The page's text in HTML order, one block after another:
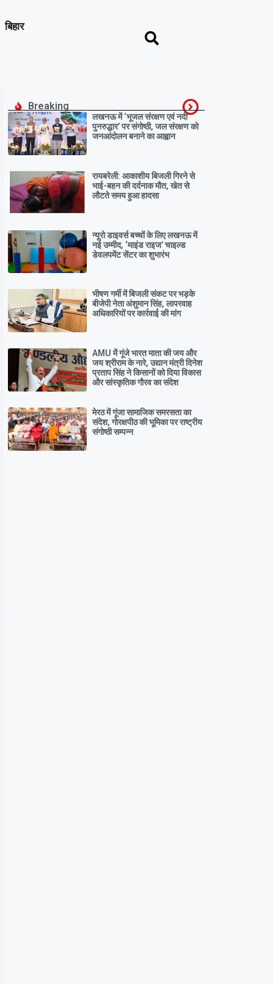
बिहार
Breaking
लखनऊ में ‘भूजल संरक्षण एवं नदी
पुनरुद्धार’ पर संगोष्ठी, जल संरक्षण को
जनआंदोलन बनाने का आह्वान
रायबरेली: आकाशीय बिजली गिरने से
भाई-बहन की दर्दनाक मौत, खेत से
लौटते समय हुआ हादसा
न्यूरो डाइवर्स बच्चों के लिए लखनऊ में
नई उम्मीद, ‘माइंड राइज’ चाइल्ड
डेवलपमेंट सेंटर का शुभारंभ
भीषण गर्मी में बिजली संकट पर भड़के
बीजेपी नेता अंशुमान सिंह, लापरवाह
अधिकारियों पर कार्रवाई की मांग
AMU में गूंजे भारत माता की जय और
जय श्रीराम के नारे, उद्यान मंत्री दिनेश
प्रताप सिंह ने किसानों को दिया विकास
और सांस्कृतिक गौरव का संदेश
मेरठ में गूंजा सामाजिक समरसता का
संदेश, गोरक्षपीठ की भूमिका पर राष्ट्रीय
संगोष्ठी सम्पन्न